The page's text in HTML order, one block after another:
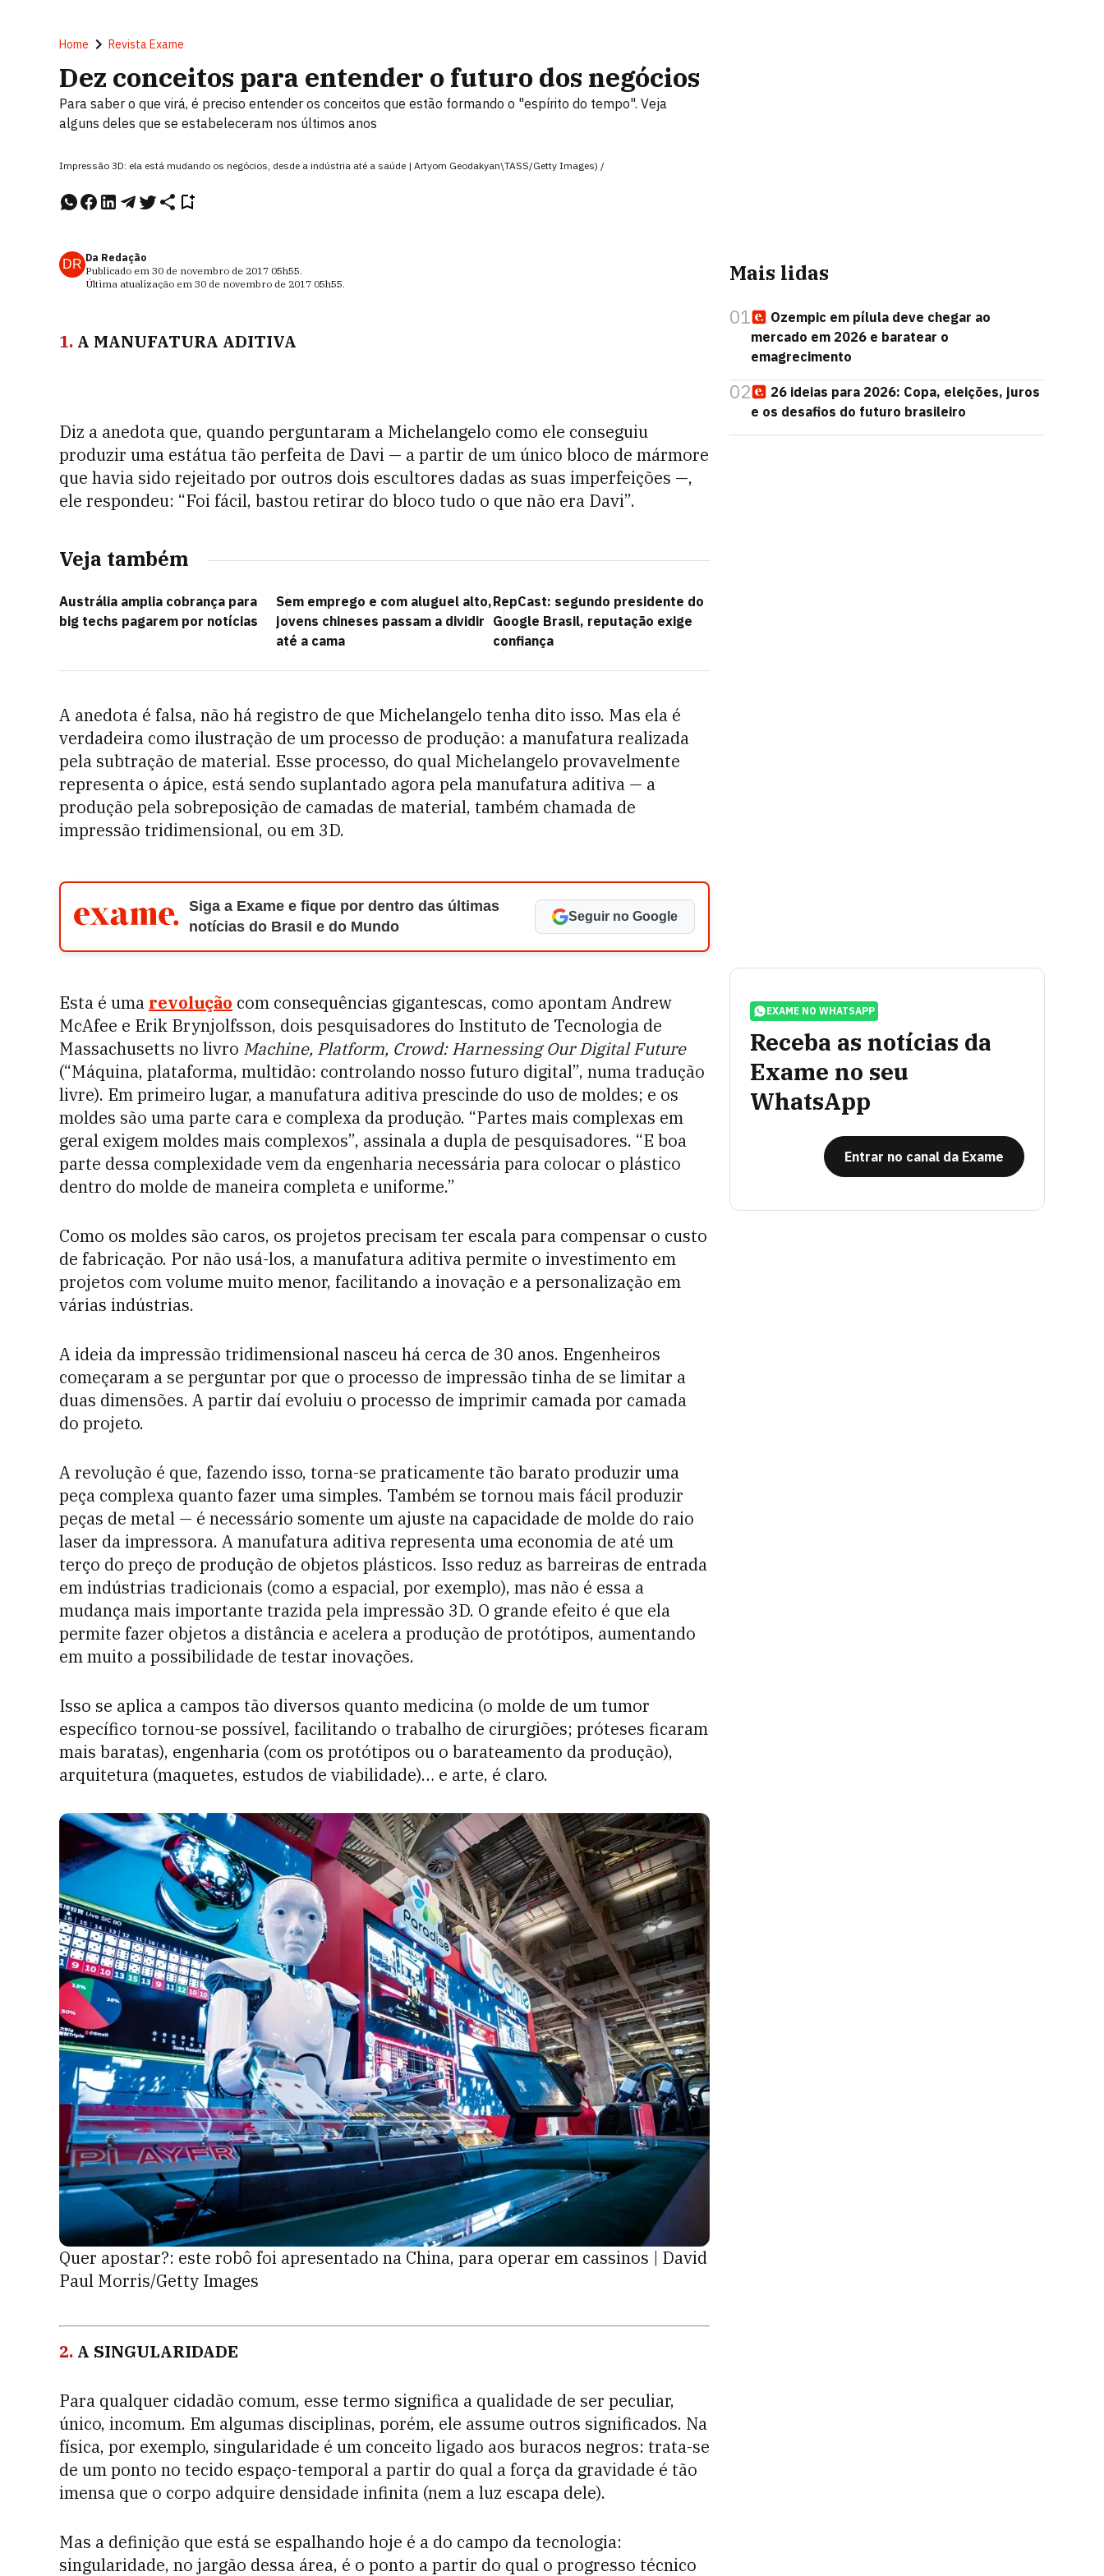
Home Revista Exame
Dez conceitos para entender o futuro dos negócios
Para saber o que virá, é preciso entender os conceitos que estão formando o "espírito do tempo". Veja
alguns deles que se estabeleceram nos últimos anos
Impressão 3D: ela está mudando os negócios, desde a indústria até a saúde | Artyom Geodakyan\TASS/Getty Images) /
DR Da Redação
Publicado em 30 de novembro de 2017 05h55.
Última atualização em 30 de novembro de 2017 05h55.
1. A MANUFATURA ADITIVA
Diz a anedota que, quando perguntaram a Michelangelo como ele conseguiu
produzir uma estátua tão perfeita de Davi — a partir de um único bloco de mármore
que havia sido rejeitado por outros dois escultores dadas as suas imperfeições —,
ele respondeu: “Foi fácil, bastou retirar do bloco tudo o que não era Davi”.
Veja também
Austrália amplia cobrança para
big techs pagarem por notícias
Sem emprego e com aluguel alto,
jovens chineses passam a dividir
até a cama
RepCast: segundo presidente do
Google Brasil, reputação exige
confiança
A anedota é falsa, não há registro de que Michelangelo tenha dito isso. Mas ela é
verdadeira como ilustração de um processo de produção: a manufatura realizada
pela subtração de material. Esse processo, do qual Michelangelo provavelmente
representa o ápice, está sendo suplantado agora pela manufatura aditiva — a
produção pela sobreposição de camadas de material, também chamada de
impressão tridimensional, ou em 3D.
Siga a Exame e fique por dentro das últimas
notícias do Brasil e do Mundo
Seguir no Google
Esta é uma revolução com consequências gigantescas, como apontam Andrew
McAfee e Erik Brynjolfsson, dois pesquisadores do Instituto de Tecnologia de
Massachusetts no livro Machine, Platform, Crowd: Harnessing Our Digital Future
(“Máquina, plataforma, multidão: controlando nosso futuro digital”, numa tradução
livre). Em primeiro lugar, a manufatura aditiva prescinde do uso de moldes; e os
moldes são uma parte cara e complexa da produção. “Partes mais complexas em
geral exigem moldes mais complexos”, assinala a dupla de pesquisadores. “E boa
parte dessa complexidade vem da engenharia necessária para colocar o plástico
dentro do molde de maneira completa e uniforme.”
Como os moldes são caros, os projetos precisam ter escala para compensar o custo
de fabricação. Por não usá-los, a manufatura aditiva permite o investimento em
projetos com volume muito menor, facilitando a inovação e a personalização em
várias indústrias.
A ideia da impressão tridimensional nasceu há cerca de 30 anos. Engenheiros
começaram a se perguntar por que o processo de impressão tinha de se limitar a
duas dimensões. A partir daí evoluiu o processo de imprimir camada por camada
do projeto.
A revolução é que, fazendo isso, torna-se praticamente tão barato produzir uma
peça complexa quanto fazer uma simples. Também se tornou mais fácil produzir
peças de metal — é necessário somente um ajuste na capacidade de molde do raio
laser da impressora. A manufatura aditiva representa uma economia de até um
terço do preço de produção de objetos plásticos. Isso reduz as barreiras de entrada
em indústrias tradicionais (como a espacial, por exemplo), mas não é essa a
mudança mais importante trazida pela impressão 3D. O grande efeito é que ela
permite fazer objetos a distância e acelera a produção de protótipos, aumentando
em muito a possibilidade de testar inovações.
Isso se aplica a campos tão diversos quanto medicina (o molde de um tumor
específico tornou-se possível, facilitando o trabalho de cirurgiões; próteses ficaram
mais baratas), engenharia (com os protótipos ou o barateamento da produção),
arquitetura (maquetes, estudos de viabilidade)… e arte, é claro.
Quer apostar?: este robô foi apresentado na China, para operar em cassinos | David
Paul Morris/Getty Images
2. A SINGULARIDADE
Para qualquer cidadão comum, esse termo significa a qualidade de ser peculiar,
único, incomum. Em algumas disciplinas, porém, ele assume outros significados. Na
física, por exemplo, singularidade é um conceito ligado aos buracos negros: trata-se
de um ponto no tecido espaço-temporal a partir do qual a força da gravidade é tão
imensa que o corpo adquire densidade infinita (nem a luz escapa dele).
Mas a definição que está se espalhando hoje é a do campo da tecnologia:
singularidade, no jargão dessa área, é o ponto a partir do qual o progresso técnico
Mais lidas
01
Ozempic em pílula deve chegar ao
mercado em 2026 e baratear o
emagrecimento
02
26 ideias para 2026: Copa, eleições, juros
e os desafios do futuro brasileiro
EXAME NO WHATSAPP
Receba as notícias da
Exame no seu
WhatsApp
Entrar no canal da Exame